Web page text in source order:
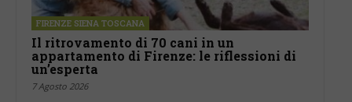
FIRENZE SIENA TOSCANA
Il ritrovamento di 70 cani in un
appartamento di Firenze: le riflessioni di
un’esperta
7 Agosto 2026